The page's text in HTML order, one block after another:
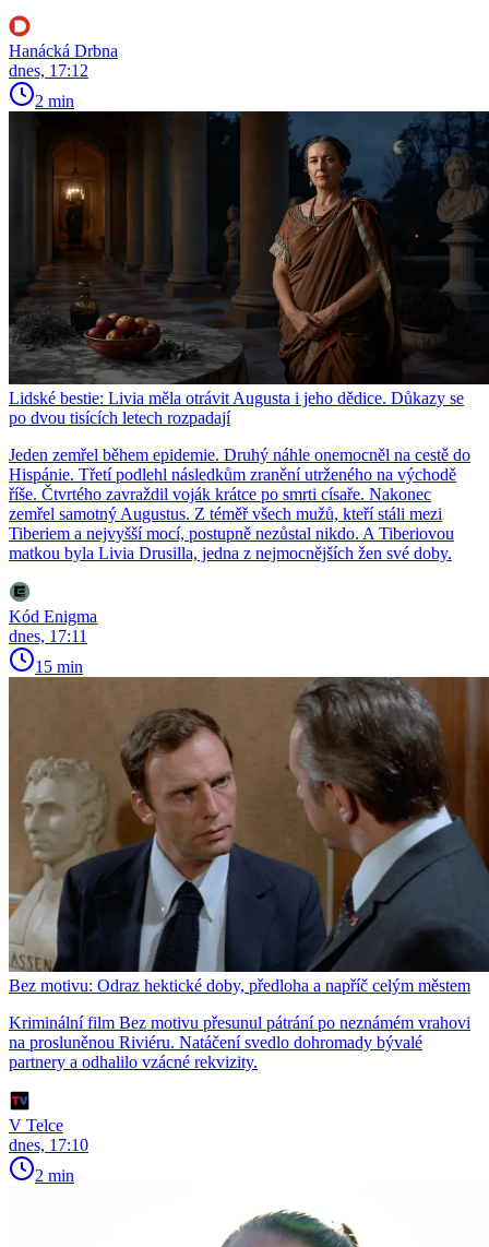
Hanácká Drbna
dnes, 17:12
2 min
Lidské bestie: Livia měla otrávit Augusta i jeho dědice. Důkazy se
po dvou tisících letech rozpadají
Jeden zemřel během epidemie. Druhý náhle onemocněl na cestě do
Hispánie. Třetí podlehl následkům zranění utrženého na východě
říše. Čtvrtého zavraždil voják krátce po smrti císaře. Nakonec
zemřel samotný Augustus. Z téměř všech mužů, kteří stáli mezi
Tiberiem a nejvyšší mocí, postupně nezůstal nikdo. A Tiberiovou
matkou byla Livia Drusilla, jedna z nejmocnějších žen své doby.
Kód Enigma
dnes, 17:11
15 min
Bez motivu: Odraz hektické doby, předloha a napříč celým městem
Kriminální film Bez motivu přesunul pátrání po neznámém vrahovi
na prosluněnou Riviéru. Natáčení svedlo dohromady bývalé
partnery a odhalilo vzácné rekvizity.
V Telce
dnes, 17:10
2 min